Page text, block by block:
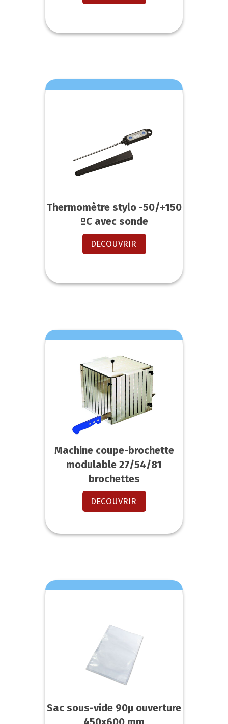
Thermomètre stylo -50/+150
ºC avec sonde
DECOUVRIR
Machine coupe-brochette
modulable 27/54/81
brochettes
DECOUVRIR
Sac sous-vide 90µ ouverture